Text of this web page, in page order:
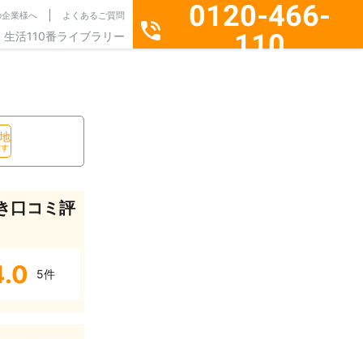
業様へ よくあるご質問
生活110番ライブラリー
0120-466-
110
口コミ評
5件